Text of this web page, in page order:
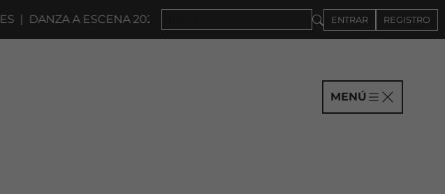
DANZA A ESCENA 2027 · CONVOCATORIA A COMPAÑÍAS HASTA EL 4DE
ENTRAR REGISTRO
MENÚ